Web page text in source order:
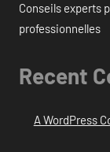
Conseils experts
professionnelles
Recent
A WordPress